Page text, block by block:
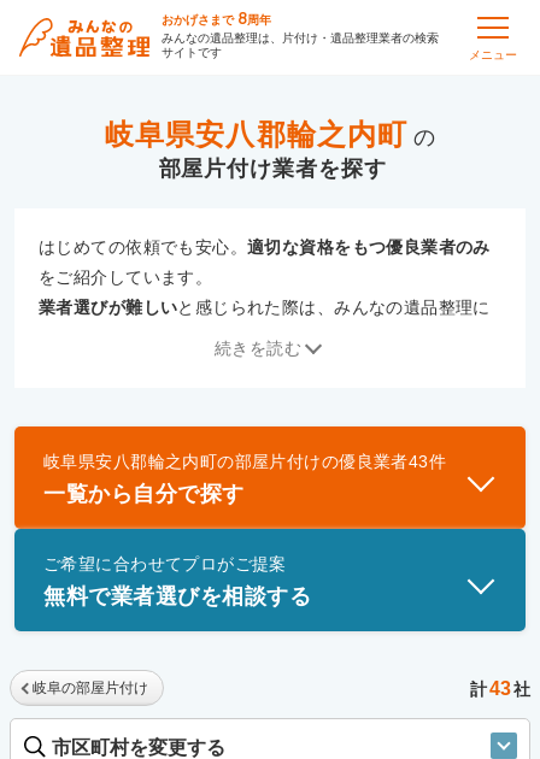
おかげさまで 8周年
みんなの遺品整理は、片付け・遺品整理業者の検索
サイトです
メニュー
岐阜県安八郡輪之内町 の
部屋片付け
はじめての依頼でも安心。適切な資格をもつ優良業者のみ
をご紹介しています。
業者選びが難しいと感じられた際は、みんなの遺品整理に
優良業者とは
一般財団法人遺品整理認定協会、および一般社団法
士」資格を持つ事業者のみ掲載しています。
続きを読む
岐阜県安八郡輪之内町の部屋片付けの優良業者43件
一覧から自分で探す
ご希望に合わせてプロがご提案
無料で業者選びを相談する
岐阜の部屋片付け 計43社
市区町村を変更する